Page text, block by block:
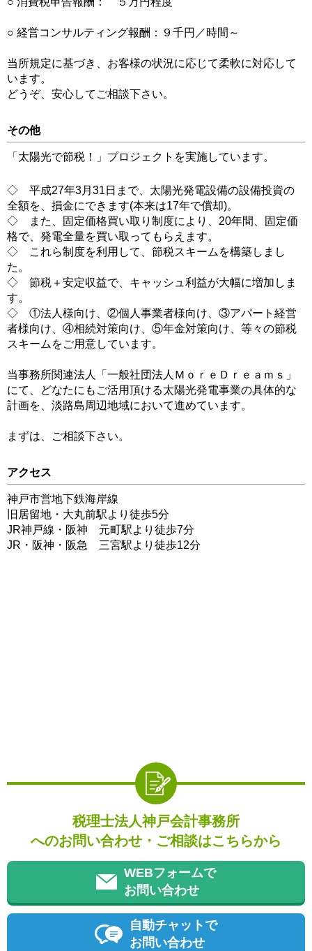
○ 経営コンサルティング報酬：９千円／時間～
当所規定に基づき、お客様の状況に応じて柔軟に対応して
います。
どうぞ、安心してご相談下さい。
その他
「太陽光で節税！」プロジェクトを実施しています。
◇ 平成27年3月31日まで、太陽光発電設備の設備投資の
全額を、損金にできます(本来は17年で償却)。
◇ また、固定価格買い取り制度により、20年間、固定価
格で、発電全量を買い取ってもらえます。
◇ これら制度を利用して、節税スキームを構築しまし
た。
◇ 節税＋安定収益で、キャッシュ利益が大幅に増加しま
す。
◇ ①法人様向け、②個人事業者様向け、③アパート経営
者様向け、④相続対策向け、⑤年金対策向け、等々の節税
スキームをご用意しています。
当事務所関連法人「一般社団法人ＭｏｒｅＤｒｅａｍｓ」
にて、どなたにもご活用頂ける太陽光発電事業の具体的な
計画を、淡路島周辺地域において進めています。
まずは、ご相談下さい。
アクセス
神戸市営地下鉄海岸線
旧居留地・大丸前駅より徒歩5分
JR神戸線・阪神 元町駅より徒歩7分
JR・阪神・阪急 三宮駅より徒歩12分
税理士法人神戸会計事務所
へのお問い合わせ・ご相談はこちらから
WEBフォームで
お問い合わせ
自動チャットで
お問い合わせ